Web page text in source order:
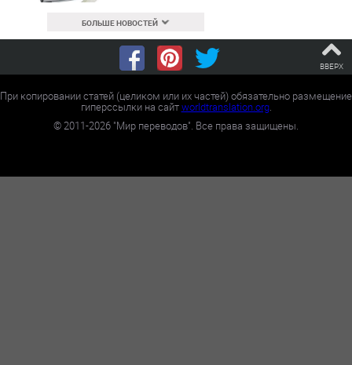
БОЛЬШЕ НОВОСТЕЙ
ВВЕРХ
При копировании статей (целиком или их частей) обязательно размещение
гиперссылки на сайтworldtranslation.org.
©2011-2026 "Мир переводов". Все права защищены.